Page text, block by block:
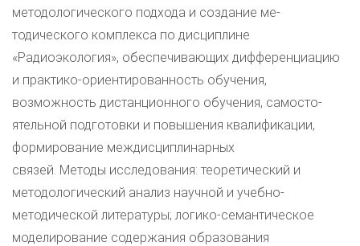
методологического подхода и создание ме-
тодического комплекса по дисциплине
«Радиоэкология», обеспечивающих дифференциацию
и практико-ориентированность обучения,
возможность дистанционного обучения, самосто-
ятельной подготовки и повышения квалификации,
формирование междисциплинарных
связей. Методы исследования: теоретический и
методологический анализ научной и учебно-
методической литературы; логико-семантическое
моделирование содержания образования